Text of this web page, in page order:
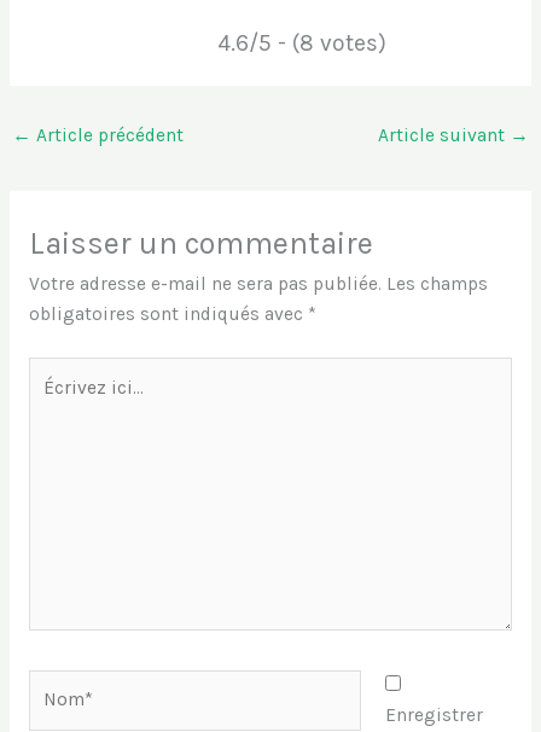
4.6/5 - (8 votes)
← Article précédent Article suivant →
Laisser un commentaire
Votre adresse e-mail ne sera pas publiée. Les champs
obligatoires sont indiqués avec *
Écrivez
ici…
Enregistrer